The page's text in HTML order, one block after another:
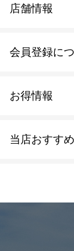
当店おすすめ
式部の香りシ
お得情報
会員登録に
会員規約につい
店舗情報